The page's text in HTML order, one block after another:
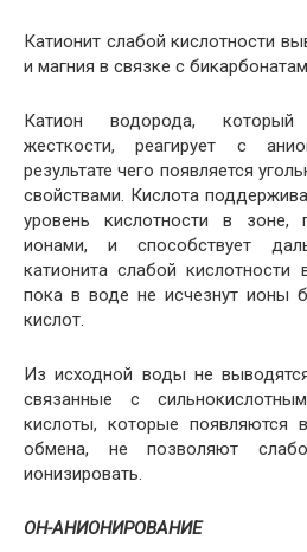
Катионит слабой кислотности
и магния в связке с
Катион водорода,
жесткости, реагирует с
результате чего появляется
свойствами. Кислота
уровень кислотности в зоне,
ионами, и способствует
катионита слабой кислотности
пока в воде не исчезнут ионы
кислот.
Из исходной воды не
связанные с
кислоты, которые появляются
обмена, не позволяют
ионизировать.
ОН-АНИОНИРОВАНИЕ